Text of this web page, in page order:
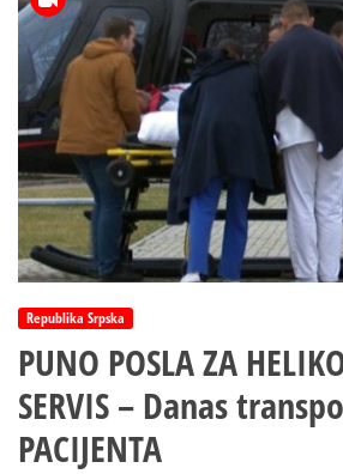
izgledaju
najugroženija
područja!
Republika Srpska
PUNO POSLA ZA
SERVIS – Danas
PACIJENTA